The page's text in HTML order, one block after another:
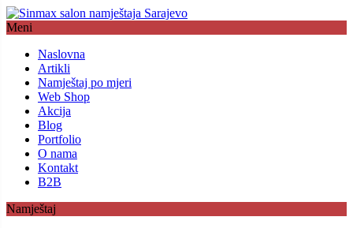
Meni
Naslovna
Artikli
Namještaj po mjeri
Web Shop
Akcija
Blog
Portfolio
O nama
Kontakt
B2B
Namještaj